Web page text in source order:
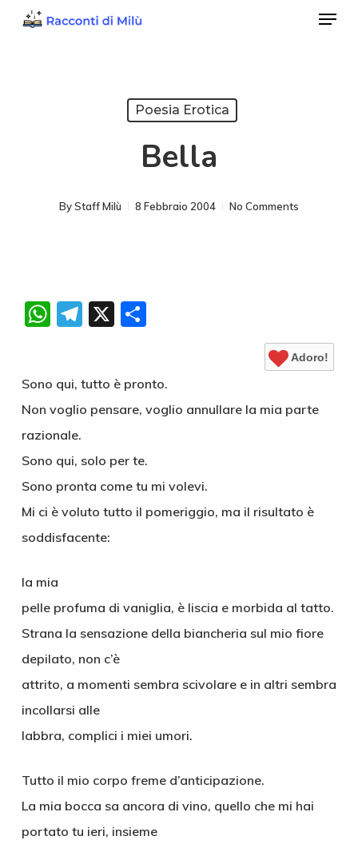
Menu
Poesia Erotica
Bella
ByStaff Milù 8 Febbraio 2004 No Comments
WhatsApp
Telegram
X Condividi
Adoro!
Sono qui, tutto è pronto.
Non voglio pensare, voglio annullare la mia parte
razionale.
Sono qui, solo per te.
Sono pronta come tu mi volevi.
Mi ci è voluto tutto il pomeriggio, ma il risultato è
soddisfacente:
la mia
pelle profuma di vaniglia, è liscia e morbida al tatto.
Strana la sensazione della biancheria sul mio fiore
depilato, non c’è
attrito, a momenti sembra scivolare e in altri sembra
incollarsi alle
labbra, complici i miei umori.
Tutto il mio corpo freme d’anticipazione.
La mia bocca sa ancora di vino, quello che mi hai
portato tu ieri, insieme